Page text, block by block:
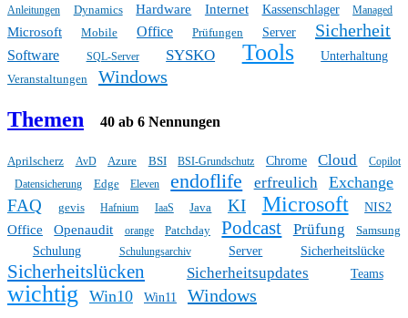
Anleitungen
Dynamics Hardware Internet Kassenschlager Managed
Microsoft Mobile Office Prüfungen Server Sicherheit
Software SQL-Server SYSKO Tools
Unterhaltung
Veranstaltungen
Windows
Themen 40 ab 6 Nennungen
Aprilscherz AvD Azure BSI BSI-Grundschutz Chrome Cloud
Copilot
Datensicherung
Edge Eleven endoflife erfreulich Exchange
FAQ gevis Hafnium IaaS Java KI Microsoft NIS2
Office Openaudit orange Patchday Podcast Prüfung
Samsung
Schulung
Schulungsarchiv Server Sicherheitslücke
Sicherheitslücken Sicherheitsupdates Teams
wichtig Win10 Win11 Windows